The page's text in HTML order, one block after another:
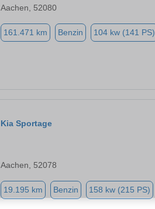
Aachen, 52080
161.471 km Benzin 104 kw (141 PS)
Kia Sportage
Aachen, 52078
19.195 km Benzin 158 kw (215 PS)